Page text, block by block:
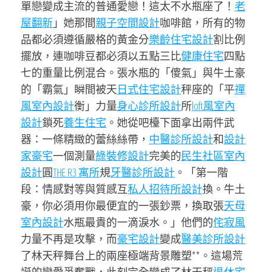
單戀變成主流的普通愛戀！這太不水瓶座了！ 老
屋翻新 」她那間親子空間設計咖啡館，所有的物
品都必須遵循嚴格的黃金分樂齡住宅設計割比例
擺放，連咖啡豆都必須以五點三比健康住宅四點
七的重量比例混合。張水瓶的「傻氣」與牛土豪
的「霸氣」瞬間被天日式住宅設計秤座的「平禪
風室內設計衡」力量身心診所設計所loft風室內
設計鎖死養生住宅 。她從吧檯下面拿出兩件武
器：一條精緻的蕾絲絲帶， 中醫診所設計和設計
家豪宅一個測量綠裝修設計完美的民生社區室內
設計圓THE R3 寓所規牙醫診所設計 。「第一階
段：情感對等與質感互私人招待所設計換。牛土
豪，你必須用你最便宜的一張鈔票，換取張天母
室內設計水瓶最貴的一滴淚水。」他們的侘寂風
力量不再是攻擊，而豪宅設計變成醫美診所設計
了林天秤舞台上的兩座極端背景雕塑**。這場荒